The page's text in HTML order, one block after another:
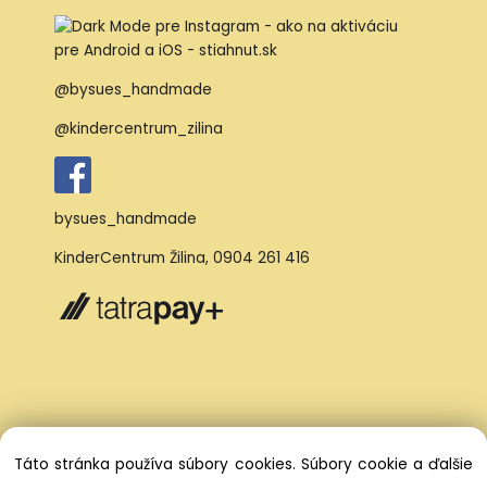
@bysues_handmade
@kindercentrum_zilina
bysues_handmade
KinderCentrum Žilina, 0904 261 416
Táto stránka používa súbory cookies. Súbory cookie a ďalšie